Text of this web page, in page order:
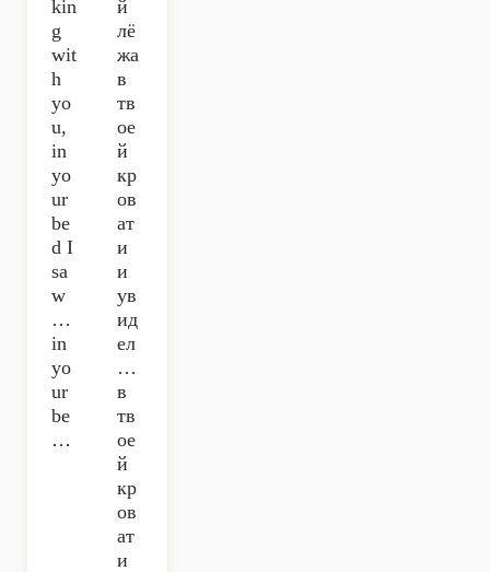
kin
g
wit
h
yo
u,
in
yo
ur
be
d I
sa
w
…
in
yo
ur
be
…
й
лё
жа
в
тв
ое
й
кр
ов
ат
и
и
ув
ид
ел
…
в
тв
ое
й
кр
ов
ат
и